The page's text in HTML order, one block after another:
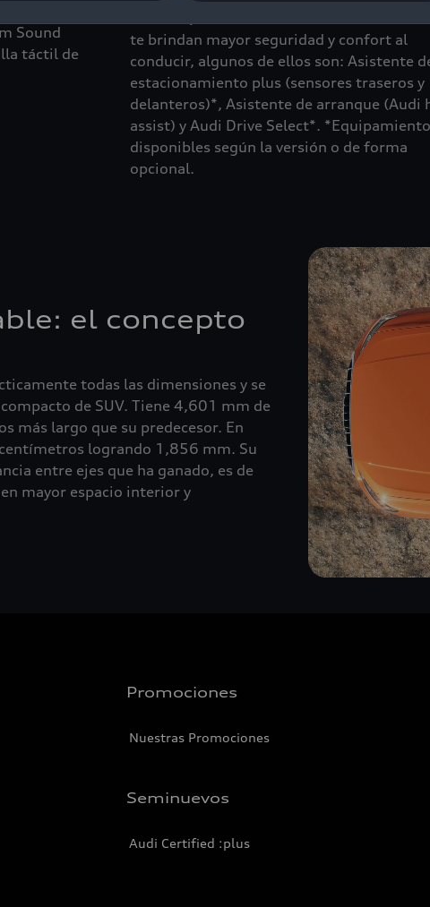
Sound
táctil de
te brindan mayor seguridad y confort al
conducir, algunos de ellos son: Asistente
estacionamiento plus (sensores traseros y
delanteros)*, Asistente de arranque (Audi
assist) y Audi Drive Select*.
disponibles según la versión o de forma
opcional.
el concepto
todas las dimensiones y se
de SUV. Tiene 4,601 mm de
más largo que su predecesor. En
logrando 1,856 mm. Su
entre ejes que ha ganado, es de
mayor espacio interior y
Promociones
Nuestras Promociones
Seminuevos
Audi Certified :plus